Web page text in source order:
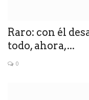
Raro: con él
todo, ahora,...
0